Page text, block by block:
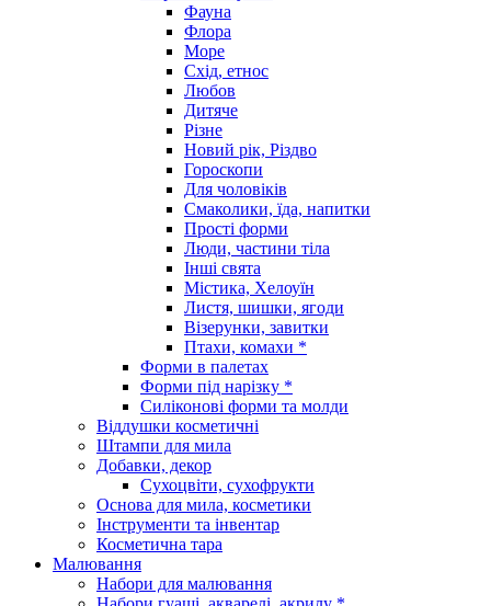
Фауна
Флора
Море
Схід, етнос
Любов
Дитяче
Різне
Новий рік, Різдво
Гороскопи
Для чоловіків
Смаколики, їда, напитки
Прості форми
Люди, частини тіла
Інші свята
Містика, Хелоуїн
Листя, шишки, ягоди
Візерунки, завитки
Птахи, комахи *
Форми в палетах
Форми під нарізку *
Силіконові форми та молди
Віддушки косметичні
Штампи для мила
Добавки, декор
Сухоцвіти, сухофрукти
Основа для мила, косметики
Інструменти та інвентар
Косметична тара
Малювання
Набори для малювання